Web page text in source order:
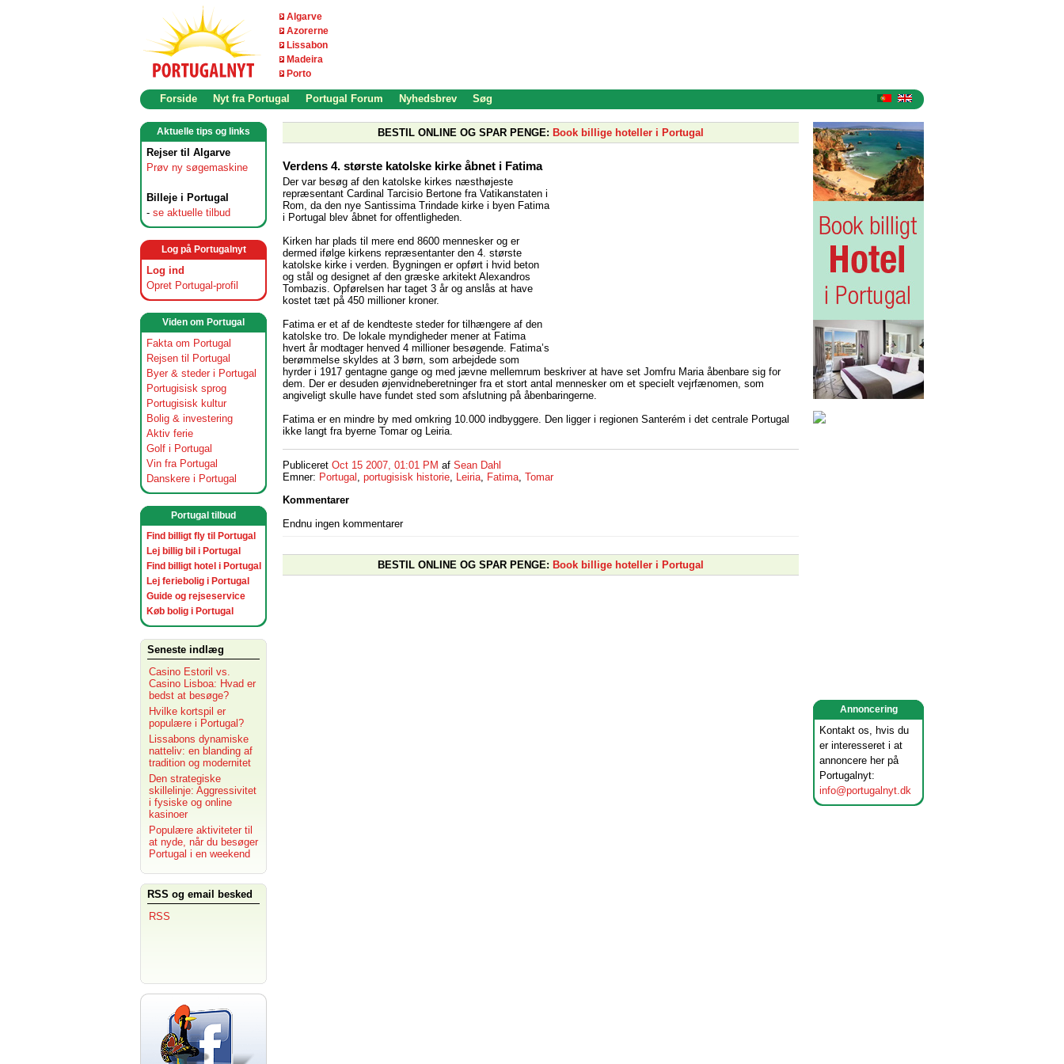
Algarve
Azorerne
Lissabon
Madeira
Porto
Forside Nyt fra Portugal Portugal Forum Nyhedsbrev Søg
Annoncering
Kontakt os, hvis du
er interesseret i at
annoncere her på
Portugalnyt:
info@portugalnyt.dk
Aktuelle tips og links
Rejser til Algarve
Prøv ny søgemaskine
Billeje i Portugal
- se aktuelle tilbud
Log på Portugalnyt
Log ind
Opret Portugal-profil
Viden om Portugal
Fakta om Portugal
Rejsen til Portugal
Byer & steder i Portugal
Portugisisk sprog
Portugisisk kultur
Bolig & investering
Aktiv ferie
Golf i Portugal
Vin fra Portugal
Danskere i Portugal
Portugal tilbud
Find billigt fly til Portugal
Lej billig bil i Portugal
Find billigt hotel i Portugal
Lej feriebolig i Portugal
Guide og rejseservice
Køb bolig i Portugal
Seneste indlæg
Casino Estoril vs.
Casino Lisboa: Hvad er
bedst at besøge?
Hvilke kortspil er
populære i Portugal?
Lissabons dynamiske
natteliv: en blanding af
tradition og modernitet
Den strategiske
skillelinje: Aggressivitet
i fysiske og online
kasinoer
Populære aktiviteter til
at nyde, når du besøger
Portugal i en weekend
RSS og email besked
RSS
BESTIL ONLINE OG SPAR PENGE: Book billige hoteller i Portugal
Verdens 4. største katolske kirke åbnet i Fatima
Der var besøg af den katolske kirkes næsthøjeste
repræsentant Cardinal Tarcisio Bertone fra Vatikanstaten i
Rom, da den nye Santissima Trindade kirke i byen Fatima
i Portugal blev åbnet for offentligheden.
Kirken har plads til mere end 8600 mennesker og er
dermed ifølge kirkens repræsentanter den 4. største
katolske kirke i verden. Bygningen er opført i hvid beton
og stål og designet af den græske arkitekt Alexandros
Tombazis. Opførelsen har taget 3 år og anslås at have
kostet tæt på 450 millioner kroner.
Fatima er et af de kendteste steder for tilhængere af den
katolske tro. De lokale myndigheder mener at Fatima
hvert år modtager henved 4 millioner besøgende. Fatima’s
berømmelse skyldes at 3 børn, som arbejdede som
hyrder i 1917 gentagne gange og med jævne mellemrum beskriver at have set Jomfru Maria åbenbare sig for
dem. Der er desuden øjenvidneberetninger fra et stort antal mennesker om et specielt vejrfænomen, som
angiveligt skulle have fundet sted som afslutning på åbenbaringerne.
Fatima er en mindre by med omkring 10.000 indbyggere. Den ligger i regionen Santerém i det centrale Portugal
ikke langt fra byerne Tomar og Leiria.
Publiceret Oct 15 2007, 01:01 PM af Sean Dahl
Emner: Portugal , portugisisk historie, Leiria, Fatima, Tomar
Kommentarer
Endnu ingen kommentarer
BESTIL ONLINE OG SPAR PENGE: Book billige hoteller i Portugal